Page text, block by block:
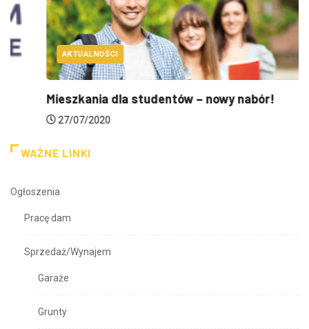
AKTUALNOŚCI
Mieszkania dla studentów – nowy nabór!
27/07/2020
WAŻNE LINKI
Ogłoszenia
Pracę dam
Sprzedaż/Wynajem
Garaże
Grunty